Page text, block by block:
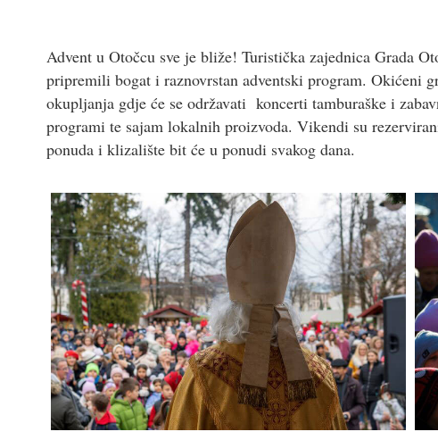
Advent u Otočcu sve je bliže! Turistička zajednica Grada
pripremili bogat i raznovrstan adventski program. Okićeni
okupljanja gdje će se održavati koncerti tamburaške i
programi te sajam lokalnih proizvoda. Vikendi su
ponuda i klizalište bit će u ponudi svakog dana.